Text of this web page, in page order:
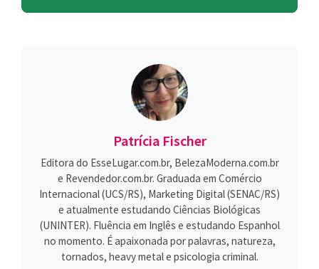
Patrícia Fischer
Editora do EsseLugar.com.br, BelezaModerna.com.br
e Revendedor.com.br. Graduada em Comércio
Internacional (UCS/RS), Marketing Digital (SENAC/RS)
e atualmente estudando Ciências Biológicas
(UNINTER). Fluência em Inglês e estudando Espanhol
no momento. É apaixonada por palavras, natureza,
tornados, heavy metal e psicologia criminal.